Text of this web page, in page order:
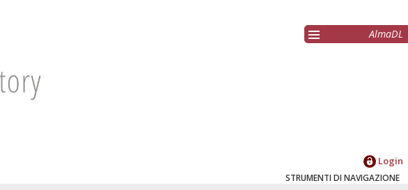
AlmaDL
Login
STRUMENTI DI NAVIGAZIONE